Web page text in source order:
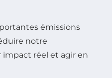
émissions
notre
réel et agir en